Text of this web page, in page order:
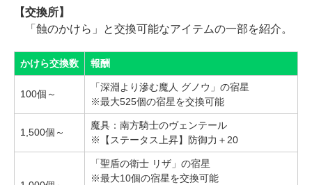
【交換所】
「蝕のかけら」と交換可能なアイテムの一部を紹介。
かけら交換数 報酬
100個～
「深淵より滲む魔人 グノウ」の宿星
※最大525個の宿星を交換可能
1,500個～
魔具：南方騎士のヴェンテール
※【ステータス上昇】防御力＋20
「聖盾の衛士 リザ」の宿星
※最大10個の宿星を交換可能